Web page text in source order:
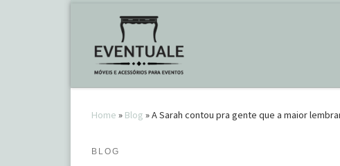
Home » Blog »A Sarah contou pra gente que a maior
BLOG